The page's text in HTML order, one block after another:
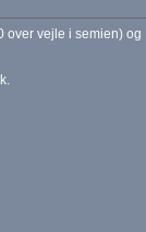
over vejle i semien) og